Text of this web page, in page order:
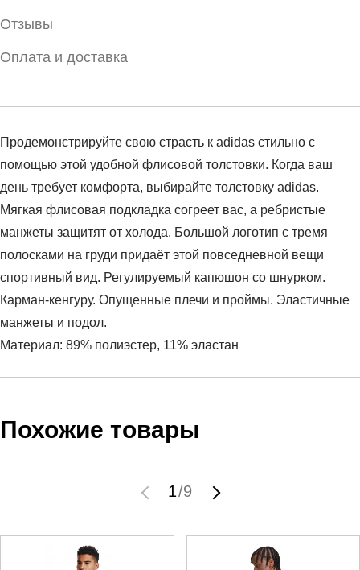
Отзывы
Оплата и доставка
Продемонстрируйте свою страсть к adidas стильно с
помощью этой удобной флисовой толстовки. Когда ваш
день требует комфорта, выбирайте толстовку adidas.
Мягкая флисовая подкладка согреет вас, а ребристые
манжеты защитят от холода. Большой логотип с тремя
полосками на груди придаёт этой повседневной вещи
спортивный вид. Регулируемый капюшон со шнурком.
Карман-кенгуру. Опущенные плечи и проймы. Эластичные
манжеты и подол.
Материал: 89% полиэстер, 11% эластан
Пол:мужской
спортивный стиль
Производитель:
Заказ берется в работу только после оплаты счета.
Счет заранее согласовывается с клиентом.
выставления счета менеджером.
который высылает менеджер.
Похожие товары
1/9